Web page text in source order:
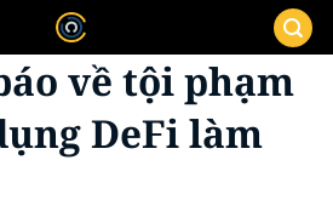
về tội phạm
DeFi làm